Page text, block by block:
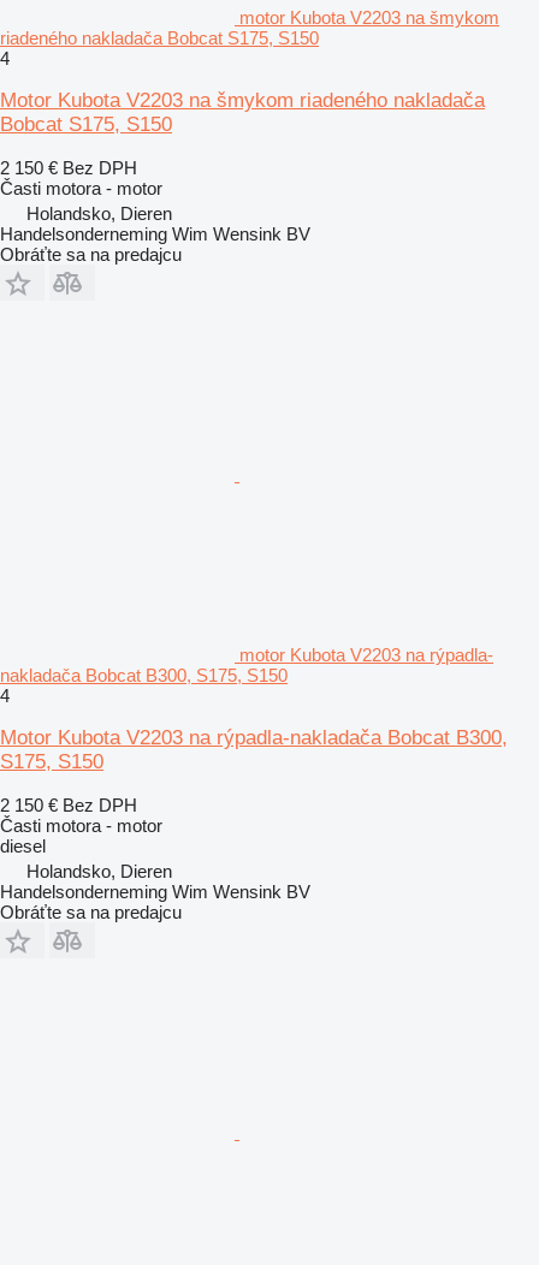
motor Kubota V2203 na šmykom
riadeného nakladača Bobcat S175, S150
4
Motor Kubota V2203 na šmykom riadeného nakladača
Bobcat S175, S150
2 150 € Bez DPH
Časti motora - motor
Holandsko, Dieren
Handelsonderneming Wim Wensink BV
Obráťte sa na predajcu
motor Kubota V2203 na rýpadla-
nakladača Bobcat B300, S175, S150
4
Motor Kubota V2203 na rýpadla-nakladača Bobcat B300,
S175, S150
2 150 € Bez DPH
Časti motora - motor
diesel
Holandsko, Dieren
Handelsonderneming Wim Wensink BV
Obráťte sa na predajcu